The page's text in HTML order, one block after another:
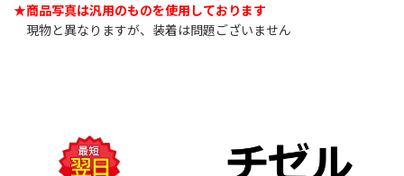
★商品写真は汎用のものを使用しております
現物と異なりますが、装着は問題ございません